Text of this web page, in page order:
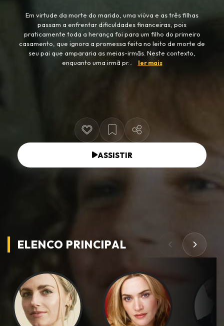
Em virtude da morte do marido, uma viúva e as três filhas
passam a enfrentar dificuldades financeiras, pois
praticamente toda a herança foi para um filho do primeiro
casamento, que ignora a promessa feita no leito de morte de
seu pai que ampararia as meias-irmãs. Neste contexto,
enquanto uma irmã pr...
ler mais
ASSISTIR
ELENCO PRINCIPAL